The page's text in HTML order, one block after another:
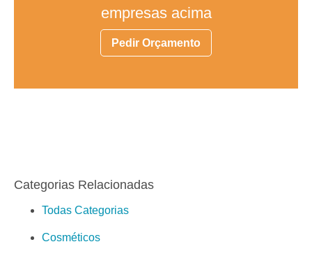
empresas acima
Pedir Orçamento
Categorias Relacionadas
Todas Categorias
Cosméticos